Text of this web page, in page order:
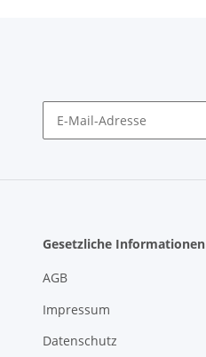
Gesetzliche Informationen
AGB
Impressum
Datenschutz